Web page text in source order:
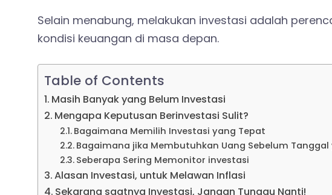
Selain menabung, melakukan investasi adalah
kondisi keuangan di masa depan.
Table of Contents
Masih Banyak yang Belum Investasi
Mengapa Keputusan Berinvestasi Sulit?
Bagaimana Memilih Investasi yang Tepat
Bagaimana jika Membutuhkan Uang Sebelum
Seberapa Sering Memonitor investasi
Alasan Investasi, untuk Melawan Inflasi
Sekarang saatnya Investasi, Jangan Tunggu Nanti!